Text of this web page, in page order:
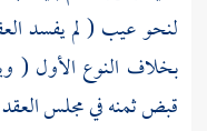
لنحو عيب ( لم يفسد
بخلاف النوع الأول (
قبض ثمنه في مجلس